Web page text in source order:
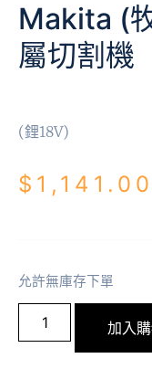
Makita (
屬切割機
(鋰18V)
$ 1,141.00
允許無庫存下單
加入